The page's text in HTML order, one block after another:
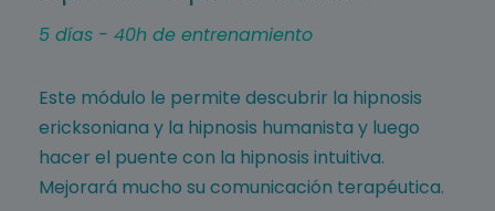
5 días - 40h de entrenamiento
Este módulo le permite descubrir la hipnosis
ericksoniana y la hipnosis humanista y luego
hacer el puente con la hipnosis intuitiva.
Mejorará mucho su comunicación terapéutica.